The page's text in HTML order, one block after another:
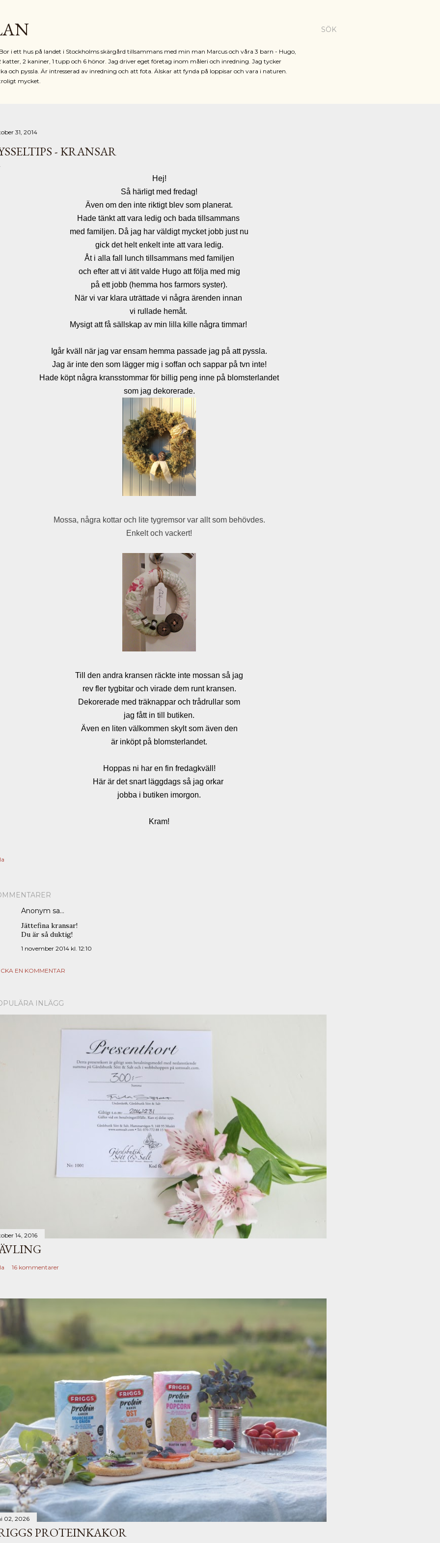
SÖK
i ett hus på landet i Stockholms skärgård tillsammans med min man Marcus och våra 3 barn - Hugo,
katter, 2 kaniner, 1 tupp och 6 hönor. Jag driver eget företag inom måleri och inredning. Jag tycker
och pyssla. Är intresserad av inredning och att fota. Älskar att fynda på loppisar och vara i naturen.
mycket.
31, 2014
- KRANSAR
Hej!
Så härligt med fredag!
Även om den inte riktigt blev som planerat.
Hade tänkt att vara ledig och bada tillsammans
med familjen. Då jag har väldigt mycket jobb just nu
gick det helt enkelt inte att vara ledig.
Åt i alla fall lunch tillsammans med familjen
och efter att vi ätit valde Hugo att följa med mig
på ett jobb (hemma hos farmors syster).
När vi var klara uträttade vi några ärenden innan
vi rullade hemåt.
Mysigt att få sällskap av min lilla kille några timmar!
Igår kväll när jag var ensam hemma passade jag på att pyssla.
Jag är inte den som lägger mig i soffan och sappar på tvn inte!
Hade köpt några kransstommar för billig peng inne på blomsterlandet
som jag dekorerade.
Mossa, några kottar och lite tygremsor var allt som behövdes.
Enkelt och vackert!
Till den andra kransen räckte inte mossan så jag
rev fler tygbitar och virade dem runt kransen.
Dekorerade med träknappar och trådrullar som
jag fått in till butiken.
Även en liten välkommen skylt som även den
är inköpt på blomsterlandet.
Hoppas ni har en fin fredagkväll!
Här är det snart läggdags så jag orkar
jobba i butiken imorgon.
Kram!
Anonym sa…
Jättefina kransar!
Du är så duktig!
1 november 2014 kl. 12:10
EN KOMMENTAR
INLÄGG
14, 2016
16 kommentarer
02, 2026
PROTEINKAKOR